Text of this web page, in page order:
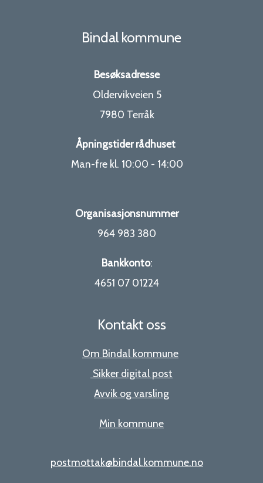
Bindal kommune
Besøksadresse
Oldervikveien 5
7980 Terråk
Åpningstider rådhuset
Man-fre kl. 10:00 - 14:00
Organisasjonsnummer
964 983 380
Bankkonto:
4651 07 01224
Kontakt oss
Om Bindal kommune
Sikker digital post
Avvik og varsling
Min kommune
postmottak@bindal.kommune.no